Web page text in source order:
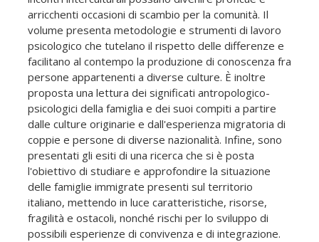
arricchenti occasioni di scambio per la comunità. Il
volume presenta metodologie e strumenti di lavoro
psicologico che tutelano il rispetto delle differenze e
facilitano al contempo la produzione di conoscenza fra
persone appartenenti a diverse culture. È inoltre
proposta una lettura dei significati antropologico-
psicologici della famiglia e dei suoi compiti a partire
dalle culture originarie e dall'esperienza migratoria di
coppie e persone di diverse nazionalità. Infine, sono
presentati gli esiti di una ricerca che si è posta
l'obiettivo di studiare e approfondire la situazione
delle famiglie immigrate presenti sul territorio
italiano, mettendo in luce caratteristiche, risorse,
fragilità e ostacoli, nonché rischi per lo sviluppo di
possibili esperienze di convivenza e di integrazione.